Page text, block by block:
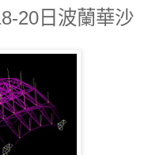
20日波蘭華沙